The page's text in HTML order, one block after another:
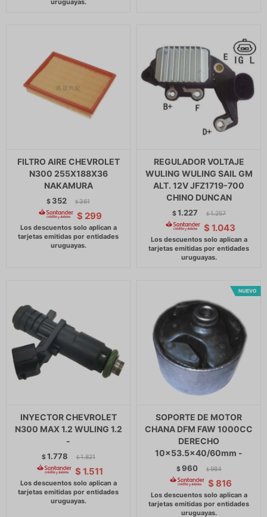
FILTRO AIRE CHEVROLET
N300 255X188X36
NAKAMURA
$ 352 $ 361
$ 299
REGULADOR VOLTAJE
WULING WULING SAIL GM
ALT. 12V JFZ1719-700
CHINO DUNCAN
$1.227 $ 1.257
$ 1.043
INYECTOR CHEVROLET
N300 MAX 1.2 WULING 1.2
-
$1.778 $ 1.821
$ 1.511
SOPORTE DE MOTOR
CHANA DFM FAW 1000CC
DERECHO
10x53.5x40/60mm -
$960 $ 984
$ 816